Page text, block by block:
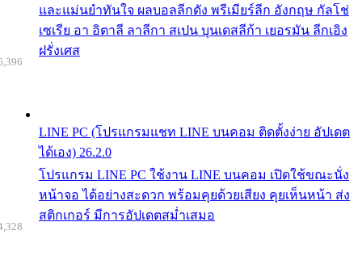
และแม่นยำทันใจ ผลบอลลีกดัง พรีเมียร์ลีก อังกฤษ กัลโช่
เซเรีย อา อิตาลี ลาลีกา สเปน บุนเดสลีก้า เยอรมัน ลีกเอิง
ฝรั่งเศส
LINE PC (โปรแกรมแชท LINE บนคอม ติดตั้งง่าย อัปเดต
ได้เอง) 26.2.0
โปรแกรม LINE PC ใช้งาน LINE บนคอม เปิดใช้ขณะนั่ง
หน้าจอ ได้อย่างสะดวก พร้อมคุยด้วยเสียง คุยเห็นหน้า ส่ง
สติกเกอร์ มีการอัปเดตสม่ำเสมอ